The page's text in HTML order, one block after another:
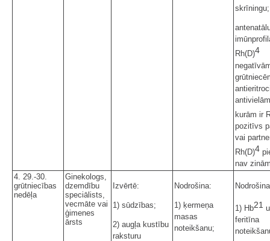
skrīningu;
Rh(D)4
kurām ir
pozitīvs
vai
Rh(D)4
nav
4. 29.-30.
grūtniecības
nedēļa
Ginekologs,
dzemdību
speciālists,
vecmāte vai
ģimenes
ārsts
Izvērtē:
1) sūdzības;
2) augļa kustību
raksturu
Nodrošina:
1) ķermeņa
masas
noteikšanu;
1) Hb21
feritīna